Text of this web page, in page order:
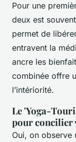
Pour une
deux est
permet de
entravent la
ancre les
combinée offre
l’intériorité.
Le 'Yoga-
pour concilier
Oui, on observe